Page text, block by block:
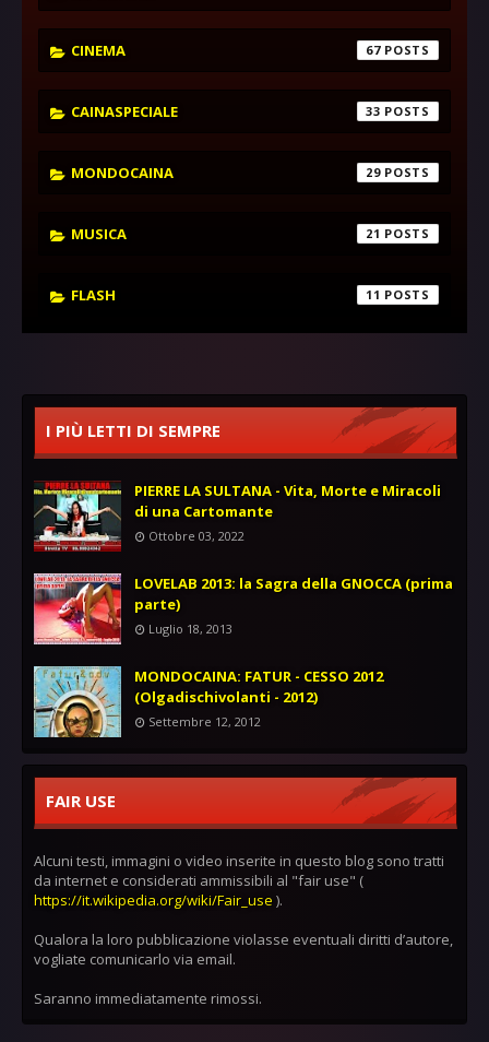
CINEMA 67
CAINASPECIALE 33
MONDOCAINA 29
MUSICA 21
FLASH 11
I PIÙ LETTI DI SEMPRE
PIERRE LA SULTANA - Vita, Morte e Miracoli
di una Cartomante
Ottobre 03, 2022
LOVELAB 2013: la Sagra della GNOCCA (prima
parte)
Luglio 18, 2013
MONDOCAINA: FATUR - CESSO 2012
(Olgadischivolanti - 2012)
Settembre 12, 2012
FAIR USE
Alcuni testi, immagini o video inserite in questo blog sono tratti
da internet e considerati ammissibili al "fair use" (
https://it.wikipedia.org/wiki/Fair_use ).
Qualora la loro pubblicazione violasse eventuali diritti d’autore,
vogliate comunicarlo via email.
Saranno immediatamente rimossi.